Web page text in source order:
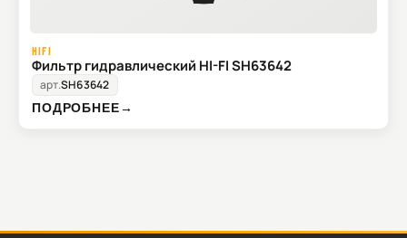
HIFI
Фильтр гидравлический HI-FI SH63642
арт.SH63642
ПОДРОБНЕЕ→